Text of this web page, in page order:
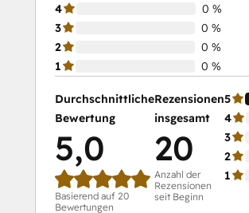
4
0 %
3
0 %
2
0 %
1
0 %
Durchschnittliche
Bewertung
5,0
Basierend auf 20
Bewertungen
Rezensionen
insgesamt
20
Anzahl der
Rezensionen
seit Beginn
5
4
3
2
1